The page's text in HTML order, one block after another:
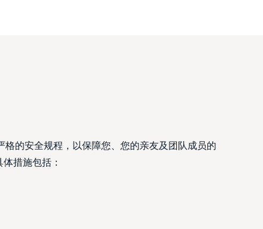
的安全规程，以保障您、您的亲友及团队成员的
措施包括：